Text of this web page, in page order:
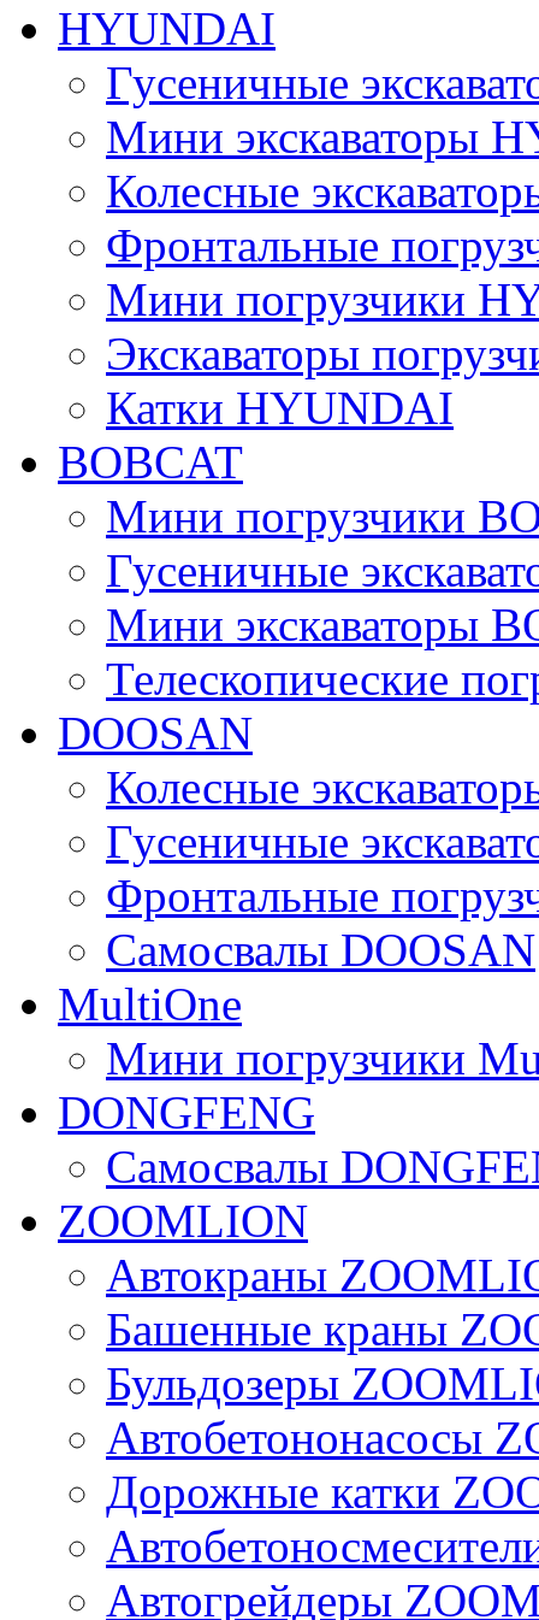
HYUNDAI
Гусеничные
Мини экскаваторы
Колесные
Фронтальные
Мини погрузчики
Экскаваторы
Катки HYUNDAI
BOBCAT
Мини погрузчики
Гусеничные
Мини экскаваторы
Телескопические
DOOSAN
Колесные
Гусеничные
Фронтальные
Самосвалы DOOSAN
MultiOne
Мини погрузчики
DONGFENG
Самосвалы
ZOOMLION
Автокраны
Башенные краны
Бульдозеры
Автобетононасосы
Дорожные катки
Автогрейдеры